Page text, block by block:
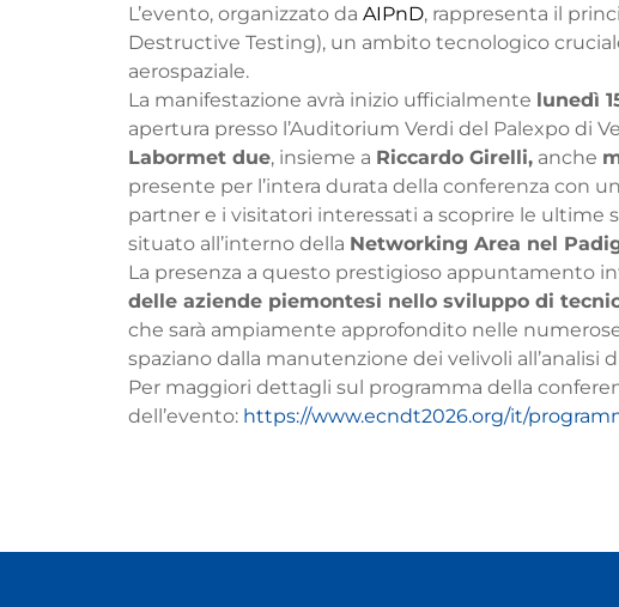
L’evento, organizzato da AIPnD, rappresenta il
Destructive Testing), un ambito tecnologico
aerospaziale.
La manifestazione avrà inizio ufficialmente lunedì
apertura presso l’Auditorium Verdi del Palexpo di
Labormet due, insieme a Riccardo Girelli, anche
presente per l’intera durata della conferenza con
partner e i visitatori interessati a scoprire le ultime
situato all’interno della Networking Area nel
La presenza a questo prestigioso appuntamento
delle aziende piemontesi nello sviluppo di
che sarà ampiamente approfondito nelle
spaziano dalla manutenzione dei velivoli all’analisi
Per maggiori dettagli sul programma della
dell’evento: https://www.ecndt2026.org/it/